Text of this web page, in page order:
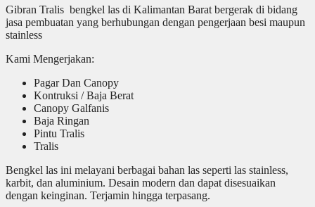
Gibran Tralis bengkel las di Kalimantan Barat bergerak di bidang
jasa pembuatan yang berhubungan dengan pengerjaan besi maupun
stainless
Kami Mengerjakan:
Pagar Dan Canopy
Kontruksi / Baja Berat
Canopy Galfanis
Baja Ringan
Pintu Tralis
Tralis
Bengkel las ini melayani berbagai bahan las seperti las stainless,
karbit, dan aluminium. Desain modern dan dapat disesuaikan
dengan keinginan. Terjamin hingga terpasang.